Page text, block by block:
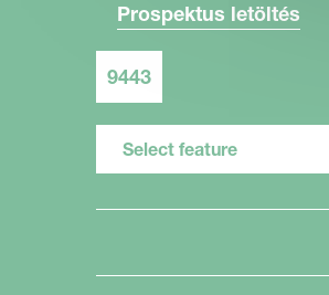
Prospektus letöltés
9443
Select feature